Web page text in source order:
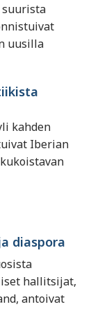
suurista
uusilla
kahden
Iberian
diaspora
hallitsijat,
antoivat